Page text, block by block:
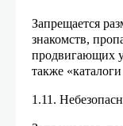
Запрещается
знакомств,
продвигающих
также
1.11.